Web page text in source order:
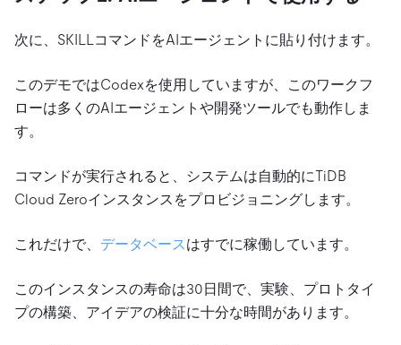
次に、SKILLコマンドをAIエージェントに貼り付けます。
このデモではCodexを使用していますが、このワークフ
ローは多くのAIエージェントや開発ツールでも動作しま
す。
コマンドが実行されると、システムは自動的にTiDB
Cloud Zeroインスタンスをプロビジョニングします。
これだけで、 データベースはすでに稼働しています。
このインスタンスの寿命は30日間で、実験、プロトタイ
プの構築、アイデアの検証に十分な時間があります。